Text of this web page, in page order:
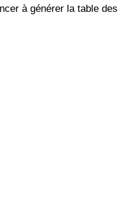
à générer la table des